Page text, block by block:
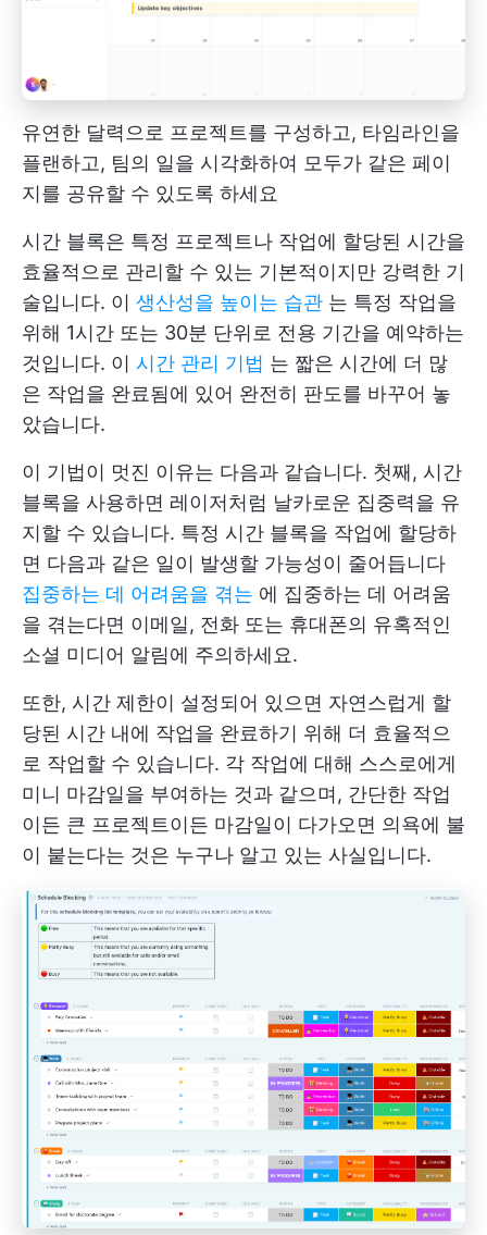
유연한 달력으로 프로젝트를 구성하고, 타임라인을
플랜하고, 팀의 일을 시각화하여 모두가 같은 페이
지를 공유할 수 있도록 하세요
시간 블록은 특정 프로젝트나 작업에 할당된 시간을
효율적으로 관리할 수 있는 기본적이지만 강력한 기
술입니다. 이 생산성을 높이는 습관 는 특정 작업을
위해 1시간 또는 30분 단위로 전용 기간을 예약하는
것입니다. 이 시간 관리 기법 는 짧은 시간에 더 많
은 작업을 완료됨에 있어 완전히 판도를 바꾸어 놓
았습니다.
이 기법이 멋진 이유는 다음과 같습니다. 첫째, 시간
블록을 사용하면 레이저처럼 날카로운 집중력을 유
지할 수 있습니다. 특정 시간 블록을 작업에 할당하
면 다음과 같은 일이 발생할 가능성이 줄어듭니다
집중하는 데 어려움을 겪는 에 집중하는 데 어려움
을 겪는다면 이메일, 전화 또는 휴대폰의 유혹적인
소셜 미디어 알림에 주의하세요.
또한, 시간 제한이 설정되어 있으면 자연스럽게 할
당된 시간 내에 작업을 완료하기 위해 더 효율적으
로 작업할 수 있습니다. 각 작업에 대해 스스로에게
미니 마감일을 부여하는 것과 같으며, 간단한 작업
이든 큰 프로젝트이든 마감일이 다가오면 의욕에 불
이 붙는다는 것은 누구나 알고 있는 사실입니다.